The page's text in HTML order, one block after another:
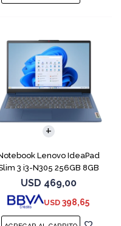
Lenovo IdeaPad
3 i3-N305 256GB 8GB
15.6" Blue
USD 469,00
USD 398,65